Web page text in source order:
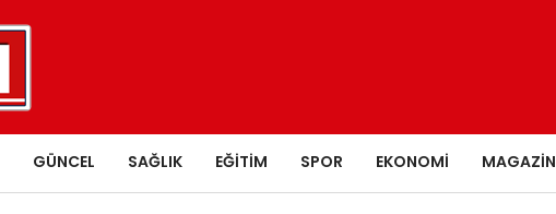
GÜNCEL SAĞLIK EĞITIM SPOR EKONOMI MAGAZIN